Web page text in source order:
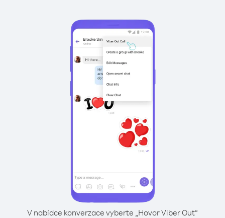
V nabídce konverzace vyberte „Hovor Viber Out“